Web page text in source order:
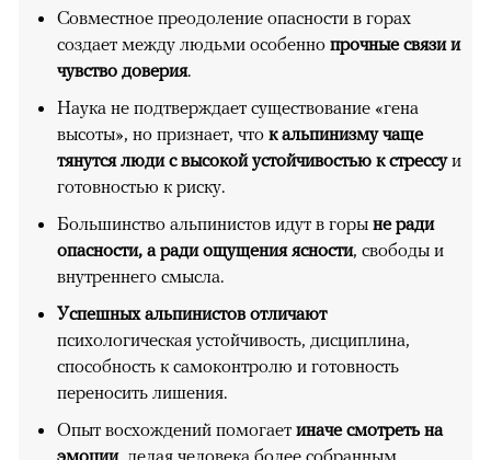
Совместное преодоление опасности в горах
создает между людьми особенно прочные связи и
чувство доверия.
Наука не подтверждает существование «гена
высоты», но признает, что к альпинизму чаще
тянутся люди с высокой устойчивостью к стрессуи
готовностью к риску.
Большинство альпинистов идут в горы не ради
опасности, а ради ощущения ясности, свободы и
внутреннего смысла.
Успешных альпинистов отличают
психологическая устойчивость, дисциплина,
способность к самоконтролю и готовность
переносить лишения.
Опыт восхождений помогает иначе смотреть на